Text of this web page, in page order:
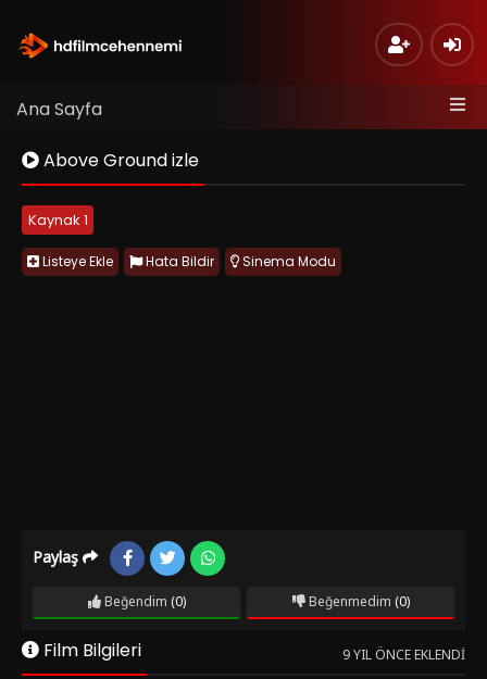
Ana Sayfa
Above Ground izle
Kaynak 1
Listeye Ekle Hata Bildir Sinema Modu
Paylaş
Beğendim (0) Beğenmedim (0)
Film Bilgileri 9 YIL ÖNCE EKLENDI